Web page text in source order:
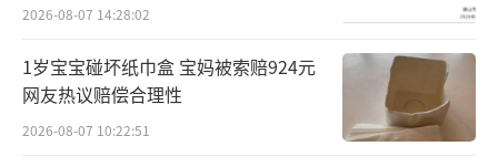
2026-08-07 14:28:02
1岁宝宝碰坏纸巾盒 宝妈被索赔924元
网友热议赔偿合理性
2026-08-07 10:22:51